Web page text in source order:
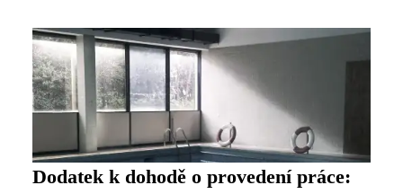
Dodatek k dohodě o provedení práce: